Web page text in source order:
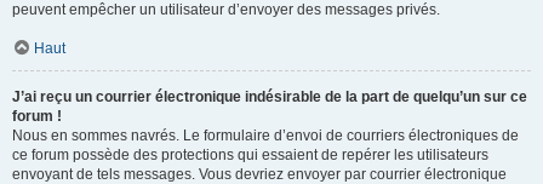
peuvent empêcher un utilisateur d’envoyer des messages privés.
Haut
J’ai reçu un courrier électronique indésirable de la part de quelqu’un sur ce
forum !
Nous en sommes navrés. Le formulaire d’envoi de courriers électroniques de
ce forum possède des protections qui essaient de repérer les utilisateurs
envoyant de tels messages. Vous devriez envoyer par courrier électronique